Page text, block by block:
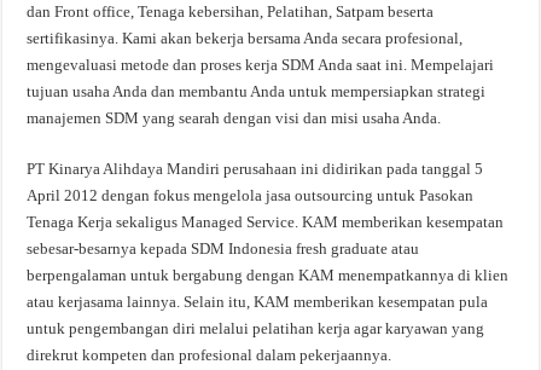
dan Front office, Tenaga kebersihan, Pelatihan, Satpam beserta
sertifikasinya. Kami akan bekerja bersama Anda secara profesional,
mengevaluasi metode dan proses kerja SDM Anda saat ini. Mempelajari
tujuan usaha Anda dan membantu Anda untuk mempersiapkan strategi
manajemen SDM yang searah dengan visi dan misi usaha Anda.
PT Kinarya Alihdaya Mandiri perusahaan ini didirikan pada tanggal 5
April 2012 dengan fokus mengelola jasa outsourcing untuk Pasokan
Tenaga Kerja sekaligus Managed Service. KAM memberikan kesempatan
sebesar-besarnya kepada SDM Indonesia fresh graduate atau
berpengalaman untuk bergabung dengan KAM menempatkannya di klien
atau kerjasama lainnya. Selain itu, KAM memberikan kesempatan pula
untuk pengembangan diri melalui pelatihan kerja agar karyawan yang
direkrut kompeten dan profesional dalam pekerjaannya.